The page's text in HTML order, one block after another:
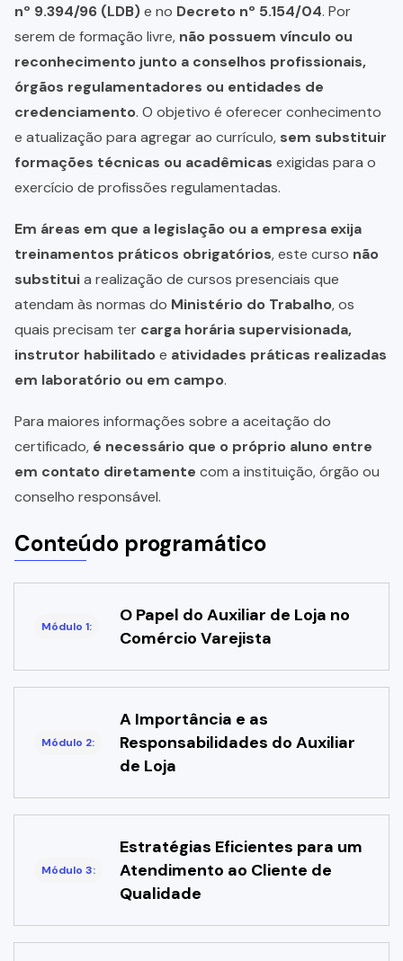
nº 9.394/96 (LDB)e no Decreto nº 5.154/04. Por
serem de formação livre, não possuem vínculo ou
reconhecimento junto a conselhos profissionais,
órgãos regulamentadores ou entidades de
credenciamento. O objetivo é oferecer conhecimento
e atualização para agregar ao currículo, sem substituir
formações técnicas ou acadêmicas exigidas para o
exercício de profissões regulamentadas.
Em áreas em que a legislação ou a empresa exija
treinamentos práticos obrigatórios, este curso não
substituia realização de cursos presenciais que
atendam às normas do Ministério do Trabalho, os
quais precisam ter carga horária supervisionada,
instrutor habilitadoe atividades práticas realizadas
em laboratório ou em campo.
Para maiores informações sobre a aceitação do
certificado, é necessário que o próprio aluno entre
em contato diretamente com a instituição, órgão ou
conselho responsável.
Conteúdo programático
Módulo 1:
O Papel do Auxiliar de Loja no
Comércio Varejista
Módulo 2:
A Importância e as
Responsabilidades do Auxiliar
de Loja
Módulo 3:
Estratégias Eficientes para um
Atendimento ao Cliente de
Qualidade